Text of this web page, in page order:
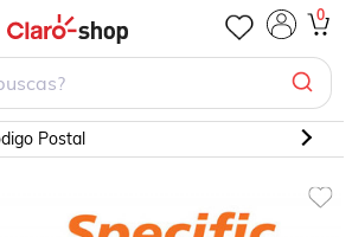
0
Postal
3.2l Fritec Audi